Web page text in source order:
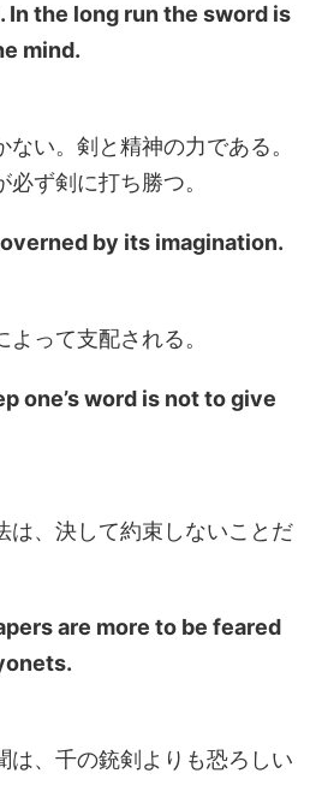
In the long run the sword is
mind.
い。剣と精神の力である。
ず剣に打ち勝つ。
by its imagination.
って支配される。
one’s word is not to give
は、決して約束しないことだ
are more to be feared
は、千の銃剣よりも恐ろしい